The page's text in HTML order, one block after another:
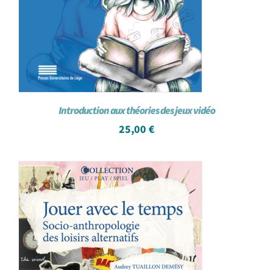
Introduction aux théories des jeux vidéo
25,00 €